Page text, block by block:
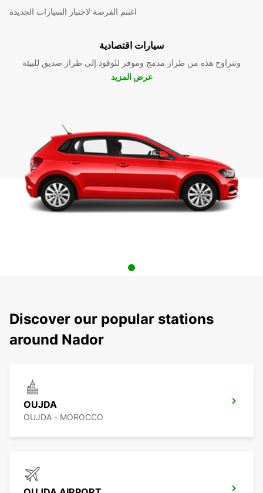
اغتنم الفرصة لاختبار السيارات الجديدة
سيارات اقتصادية
وتتراوح هذه من طراز مدمج وموفر للوقود إلى طراز صديق للبيئة
عرض المزيد
Discover our popular stations
around Nador
OUJDA
OUJDA - MOROCCO